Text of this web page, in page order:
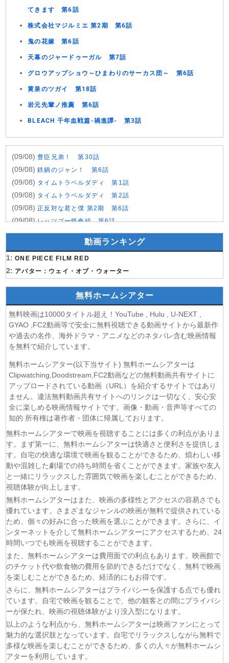
てきます 第6話
株式会社マジルミエ 第2期 第6話
鬼の花嫁 第6話
天幕のジャードゥーガル 第7話
グロウアップショウ～ひまわりのサーカス団～ 第6話
黄泉のツガイ 第18話
岩元先輩ノ推薦 第6話
BLEACH 千年血戦篇-禍進譚- 第3話
(09/08) 豊臣兄弟！ 第30話
(09/08)鉄鍋のジャン！ 第6話
(09/08) タイムトラベルダディ 第1話
(09/08) タイムトラベルダディ 第2話
(09/08)正反対な君と僕 第2期 第6話
(09/08)レッツゴー怪奇組 第6話
(09/08)名探偵プリキュア！ 第28話
仮面ライダーゼッツ 第47話
(09/08)DIGIMON BEATBREAK 第42話
(09/08)角醒ハンター オメガホーン 第3話
おねがいアイプリ 第19話
MAO 第19話
(09/08)才女のお世話 高嶺の花だらけな名門校で、学院一のお嬢様
(生活能力皆無)を陰ながらお世話することになりました 第6話
(09/08)魔法少女リリカルなのは EXCEEDS Gun Blaze
Vengeance 第6話
愛してきます 第6話
(09/08) 花織さんは転生しても喧嘩がしたい 第5話
(08/08) 株式会社マジルミエ 第2期 第6話
(08/08) 鬼の花嫁 第6話
(08/08)ミッドナイト屋台2〜ル・モンドゥ〜 第6話
(08/08)天幕のジャードゥーガル 第7話
(08/08)黄泉のツガイ 第18話
(08/08)グロウアップショウ～ひまわりのサーカス団～ 第6話
(08/08)夏色の雲が恋と嵐をまきおこす 第5話
(08/08)岩元先輩ノ推薦 第6話
(08/08) BLEACH 千年血戦篇-禍進譚- 第3話
(08/08)BLACK TORCH 第6話
(08/08)猫と竜 第7話
(08/08)告白ー25年目の秘密ー 第5話
(08/08)クレヨンしんちゃん 2026年8月8日
(08/08) ドラえもん 2026年8月8日
動画ランキング
1: ONE PIECE FILM RED
2: アバター：ウェイ・オブ・ウォーター
無料ホームシアター
無料映画は10000タイトル超え！YouTube , Hulu , U-NEXT ,
GYAO ,FC2動画等で安全に無料視聴できる動画サイトから最新作
や過去の名作、海外ドラマ・アニメなどのネタバレ含む映画情報
を無料で紹介しています。
無料ホームシアター(以下当サイト) 無料ホームシアターは
Clipwatching,Doodstream,FC2動画などの無料動画共有サイトに
アップロードされている動画（URL）を紹介するサイトではあり
ません。違法無料動画共有サイトへのリンクは一切なく、安心安
全に楽しめる映画情報サイトです。画像・動画・音声等すべての
知的 所有権は著作者・団体に帰属しております。
無料ホームシアターで映画を視聴することには多くの利点がありま
す。まず第一に、無料ホームシアターは快適さと便利さを提供しま
す。自宅の快適な環境で映画を観ることができるため、煩わしい移
動や混雑した劇場での待ち時間を省くことができます。家族や友人
と一緒にリラックスした雰囲気で映画を楽しむことができるため、
視聴体験が向上します。
無料ホームシアターはまた、映画の多様性とアクセスの容易さでも
優れています。さまざまなジャンルの映画が無料で提供されている
ため、個々の好みに合った映画を選ぶことができます。さらに、イ
ンターネットを介して無料ホームシアターにアクセスするため、24
時間いつでも映画を視聴することができます。
また、無料ホームシアターは費用面での利点もあります。映画館で
のチケット代や飲食物の費用を節約できるだけでなく、無料で映画
を楽しむことができるため、経済的にもお得です。
さらに、無料ホームシアターはプライバシーを保護する点でも優れ
ています。自宅で映画を観ることで、他の観客との間にプライバシ
ーが保たれ、映画の視聴体験がより没入型になります。
以上のような利点から、無料ホームシアターは映画ファンにとって
魅力的な選択肢となっています。自宅でリラックスしながら無料で
多様な映画を楽しむことができるため、多くの人々が無料ホームシ
アターを利用しています。